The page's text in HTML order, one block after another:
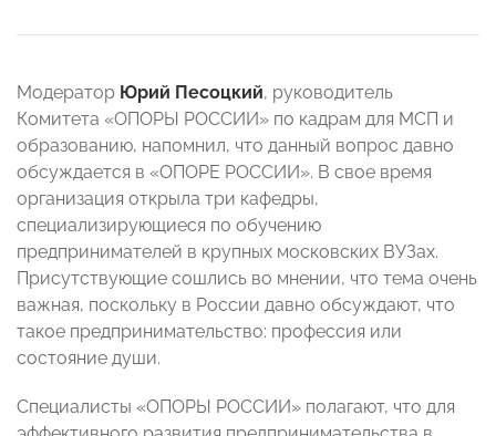
Модератор Юрий Песоцкий, руководитель
Комитета «ОПОРЫ РОССИИ» по кадрам для МСП и
образованию, напомнил, что данный вопрос давно
обсуждается в «ОПОРЕ РОССИИ». В свое время
организация открыла три кафедры,
специализирующиеся по обучению
предпринимателей в крупных московских ВУЗах.
Присутствующие сошлись во мнении, что тема очень
важная, поскольку в России давно обсуждают, что
такое предпринимательство: профессия или
состояние души.
Специалисты «ОПОРЫ РОССИИ» полагают, что для